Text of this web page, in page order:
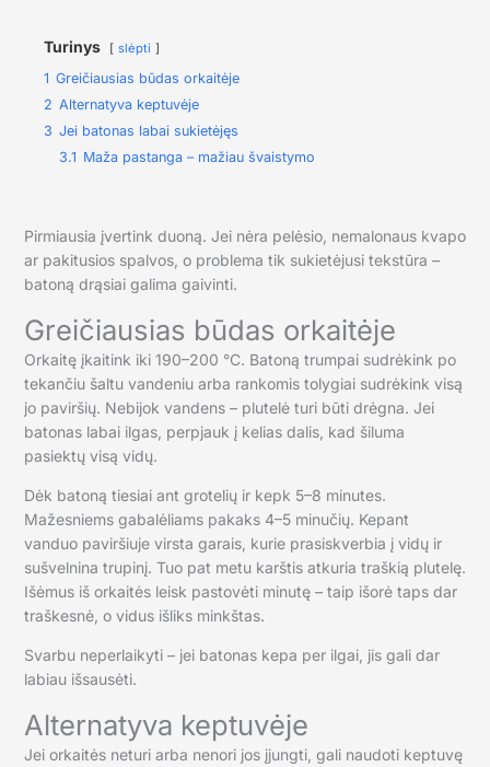
Turinys slėpti
1 Greičiausias būdas orkaitėje
2 Alternatyva keptuvėje
3 Jei batonas labai sukietėjęs
3.1 Maža pastanga – mažiau švaistymo
Pirmiausia įvertink duoną. Jei nėra pelėsio, nemalonaus kvapo
ar pakitusios spalvos, o problema tik sukietėjusi tekstūra –
batoną drąsiai galima gaivinti.
Greičiausias būdas orkaitėje
Orkaitę įkaitink iki 190–200 °C. Batoną trumpai sudrėkink po
tekančiu šaltu vandeniu arba rankomis tolygiai sudrėkink visą
jo paviršių. Nebijok vandens – plutelė turi būti drėgna. Jei
batonas labai ilgas, perpjauk į kelias dalis, kad šiluma
pasiektų visą vidų.
Dėk batoną tiesiai ant grotelių ir kepk 5–8 minutes.
Mažesniems gabalėliams pakaks 4–5 minučių. Kepant
vanduo paviršiuje virsta garais, kurie prasiskverbia į vidų ir
sušvelnina trupinį. Tuo pat metu karštis atkuria traškią plutelę.
Išėmus iš orkaitės leisk pastovėti minutę – taip išorė taps dar
traškesnė, o vidus išliks minkštas.
Svarbu neperlaikyti – jei batonas kepa per ilgai, jis gali dar
labiau išsausėti.
Alternatyva keptuvėje
Jei orkaitės neturi arba nenori jos įjungti, gali naudoti keptuvę